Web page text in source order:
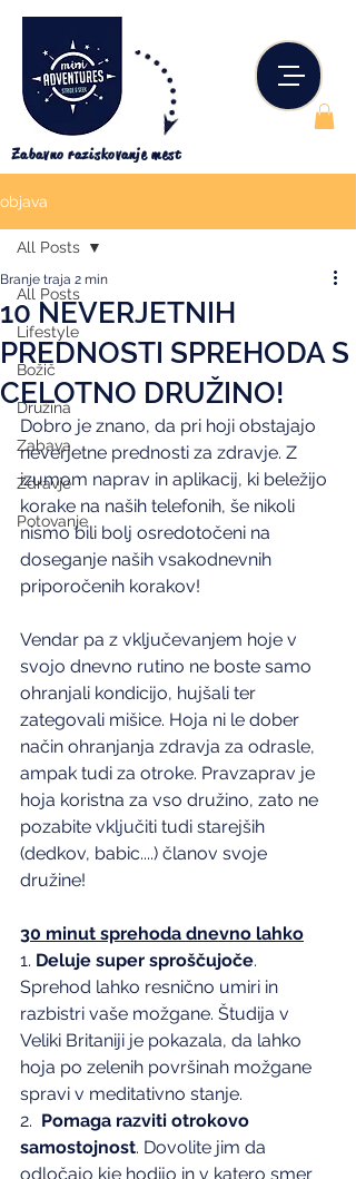
Zabavno raziskovanje mest
objava
All Posts
Lifestyle
Božič
Družina
Zabava
Zdravje
Potovanje
All Posts
10 NEVERJETNIH
PREDNOSTI SPREHODA S
CELOTNO DRUŽINO!
Branje traja 2 min
Dobro je znano, da pri hoji obstajajo
neverjetne prednosti za zdravje. Z
izumom naprav in aplikacij, ki beležijo
korake na naših telefonih, še nikoli
nismo bili bolj osredotočeni na
doseganje naših vsakodnevnih
priporočenih korakov!
Vendar pa z vključevanjem hoje v
svojo dnevno rutino ne boste samo
ohranjali kondicijo, hujšali ter
zategovali mišice. Hoja ni le dober
način ohranjanja zdravja za odrasle,
ampak tudi za otroke. Pravzaprav je
hoja koristna za vso družino, zato ne
pozabite vključiti tudi starejših
(dedkov, babic....) članov svoje
družine!
30 minut sprehoda dnevno lahko
1. Deluje super sproščujoče.
Sprehod lahko resnično umiri in
razbistri vaše možgane. Študija v
Veliki Britaniji je pokazala, da lahko
hoja po zelenih površinah možgane
spravi v meditativno stanje.
2. Pomaga razviti otrokovo
samostojnost. Dovolite jim da
odločajo kje hodijo in v katero smer